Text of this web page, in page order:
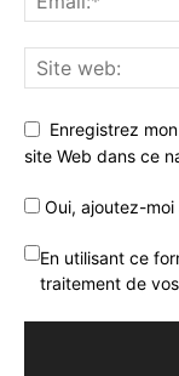
Enregistrez
site Web dans ce
Oui, ajoutez-
En utilisant ce
traitement de